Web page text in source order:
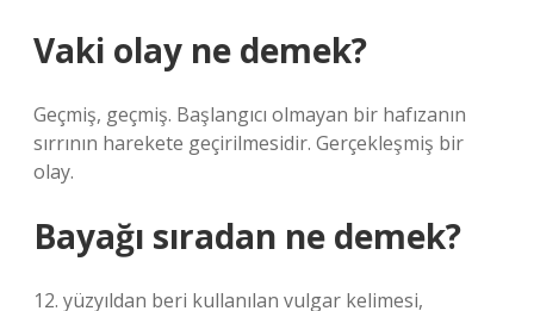
Vaki olay ne demek?
Geçmiş, geçmiş. Başlangıcı olmayan bir hafızanın
sırrının harekete geçirilmesidir. Gerçekleşmiş bir
olay.
Bayağı sıradan ne demek?
12. yüzyıldan beri kullanılan vulgar kelimesi,